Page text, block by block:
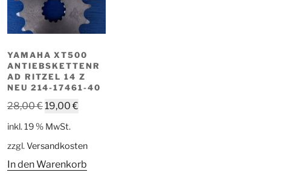
YAMAHA XT500
ANTIEBSKETTENR
AD RITZEL 14 Z
NEU 214-17461-40
28,00€Ursprünglicher
28,00 €
19,00€Aktueller
19,00 €.
inkl. 19 % MwSt.
zzgl.Versandkosten
In den Warenkorb